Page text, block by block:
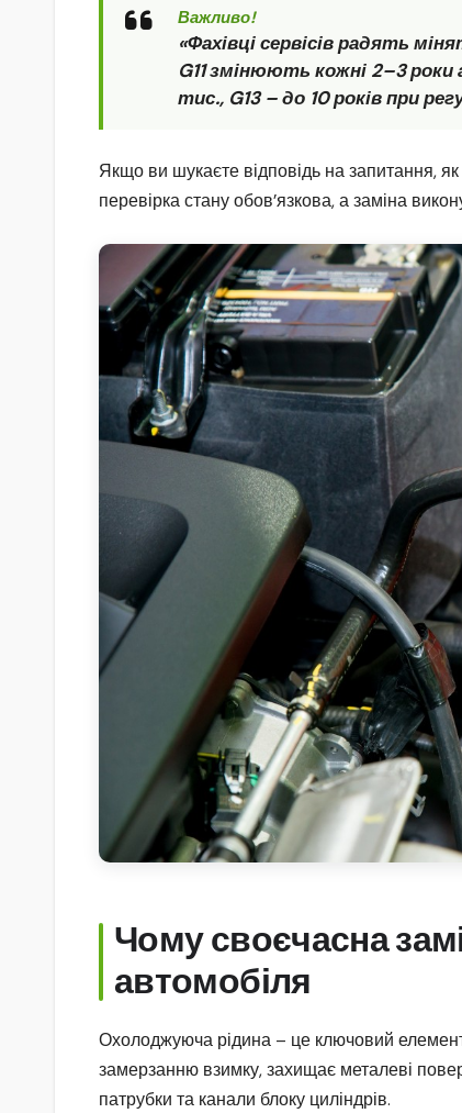
Важливо!
«Фахівці сервісів радять
G11 змінюють кожні 2–3
тис., G13 – до 10 років при
Якщо ви шукаєте відповідь на запитання,
перевірка стану обов’язкова, а заміна
Чому своєчасна
автомобіля
Охолоджуюча рідина – це ключовий елемент
замерзанню взимку, захищає металеві
патрубки та канали блоку циліндрів.